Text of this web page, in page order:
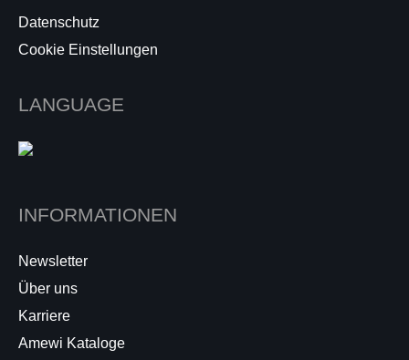
Datenschutz
Cookie Einstellungen
LANGUAGE
INFORMATIONEN
Newsletter
Über uns
Karriere
Amewi Kataloge